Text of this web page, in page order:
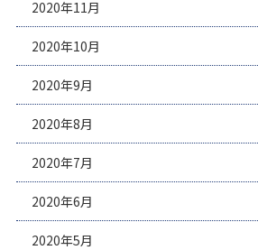
2020年11月
2020年10月
2020年9月
2020年8月
2020年7月
2020年6月
2020年5月